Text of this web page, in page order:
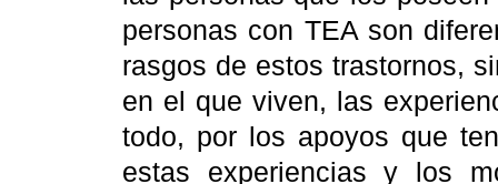
personas con TEA son
rasgos de estos trastornos,
en el que viven, las
todo, por los apoyos que
estas experiencias y los